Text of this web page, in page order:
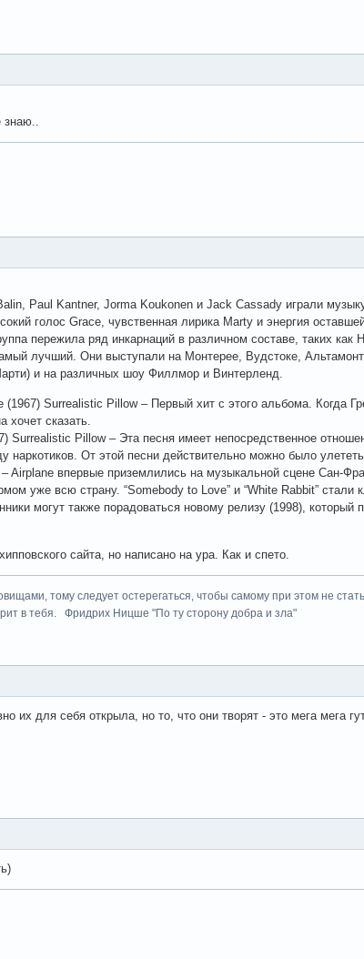
Paul Kantner, Jorma Koukonen и Jack Cassady играли
голос Grace, чувственная лирика Marty и энергия
пережила ряд инкарнаций в различном составе, таких
лучший. Они выступали на Монтерее, Вудстоке,
и на различных шоу Филлмор и Винтерленд.
(1967) Surrealistic Pillow – Первый хит с этого альбома. Когда
хочет сказать.
Surrealistic Pillow – Эта песня имеет непосредственное
наркотиков. От этой песни действительно можно было
Airplane впервые приземлились на музыкальной сцене Сан-
уже всю страну. “Somebody to Love” и “White Rabbit” стали
могут также порадоваться новому релизу (1998),
сайта, но написано на ура. Как и спето.
тому следует остерегаться, чтобы самому при этом не
в тебя. Фридрих Ницше "По ту сторону добра и зла"
их для себя открыла, но то, что они творят - это мега мега